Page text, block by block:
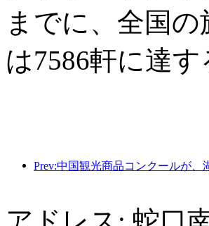
までに、全国
は7586軒に達